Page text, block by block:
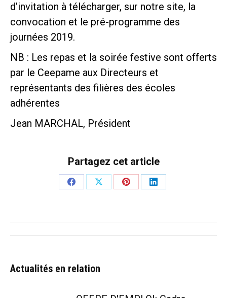
d’invitation à télécharger, sur notre site, la
convocation et le pré-programme des
journées 2019.
NB : Les repas et la soirée festive sont offerts
par le Ceepame aux Directeurs et
représentants des filières des écoles
adhérentes
Jean MARCHAL, Président
Partagez cet article
PartagerPartagerPartagerPartager
Actualités en relation